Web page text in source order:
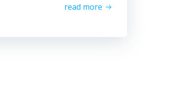
read more